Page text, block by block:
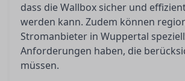
dass die Wallbox sicher und
werden kann. Zudem können
Stromanbieter in Wuppertal
Anforderungen haben, die
müssen.